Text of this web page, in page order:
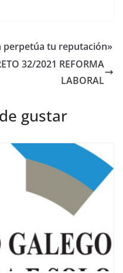
perpetúa tu reputación»
32/2021 REFORMA
LABORAL
gustar